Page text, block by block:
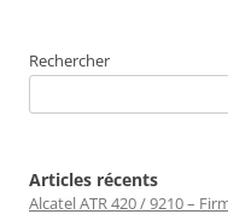
Rechercher
Articles récents
Alcatel ATR 420 / 9210 –